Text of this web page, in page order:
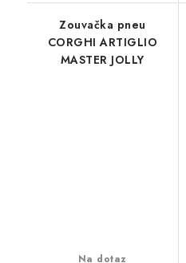
Zouvačka pneu
CORGHI ARTIGLIO
MASTER JOLLY
Na dotaz